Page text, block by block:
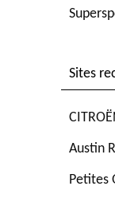
Sites
Austin
Petites